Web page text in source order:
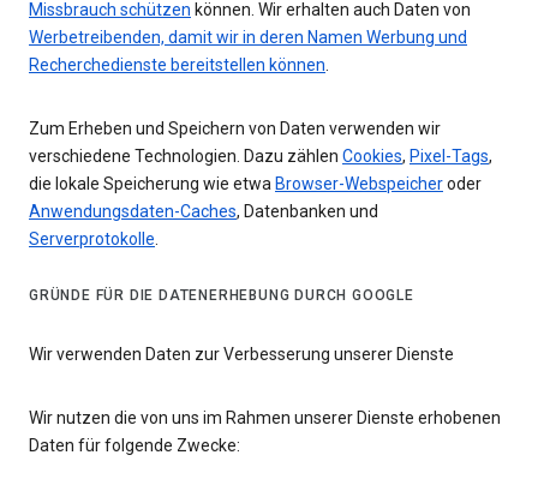
Missbrauch schützen können. Wir erhalten auch Daten von
Werbetreibenden, damit wir in deren Namen Werbung und
Recherchedienste bereitstellen können.
Zum Erheben und Speichern von Daten verwenden wir
verschiedene Technologien. Dazu zählen Cookies, Pixel-Tags,
die lokale Speicherung wie etwa Browser-Webspeicheroder
Anwendungsdaten-Caches, Datenbanken und
Serverprotokolle.
GRÜNDE FÜR DIE DATENERHEBUNG DURCH GOOGLE
Wir verwenden Daten zur Verbesserung unserer Dienste
Wir nutzen die von uns im Rahmen unserer Dienste erhobenen
Daten für folgende Zwecke: